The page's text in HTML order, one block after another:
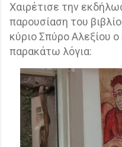
Χαιρέτισε την
παρουσίαση του
κύριο Σπύρο Αλεξίου
παρακάτω λόγια: